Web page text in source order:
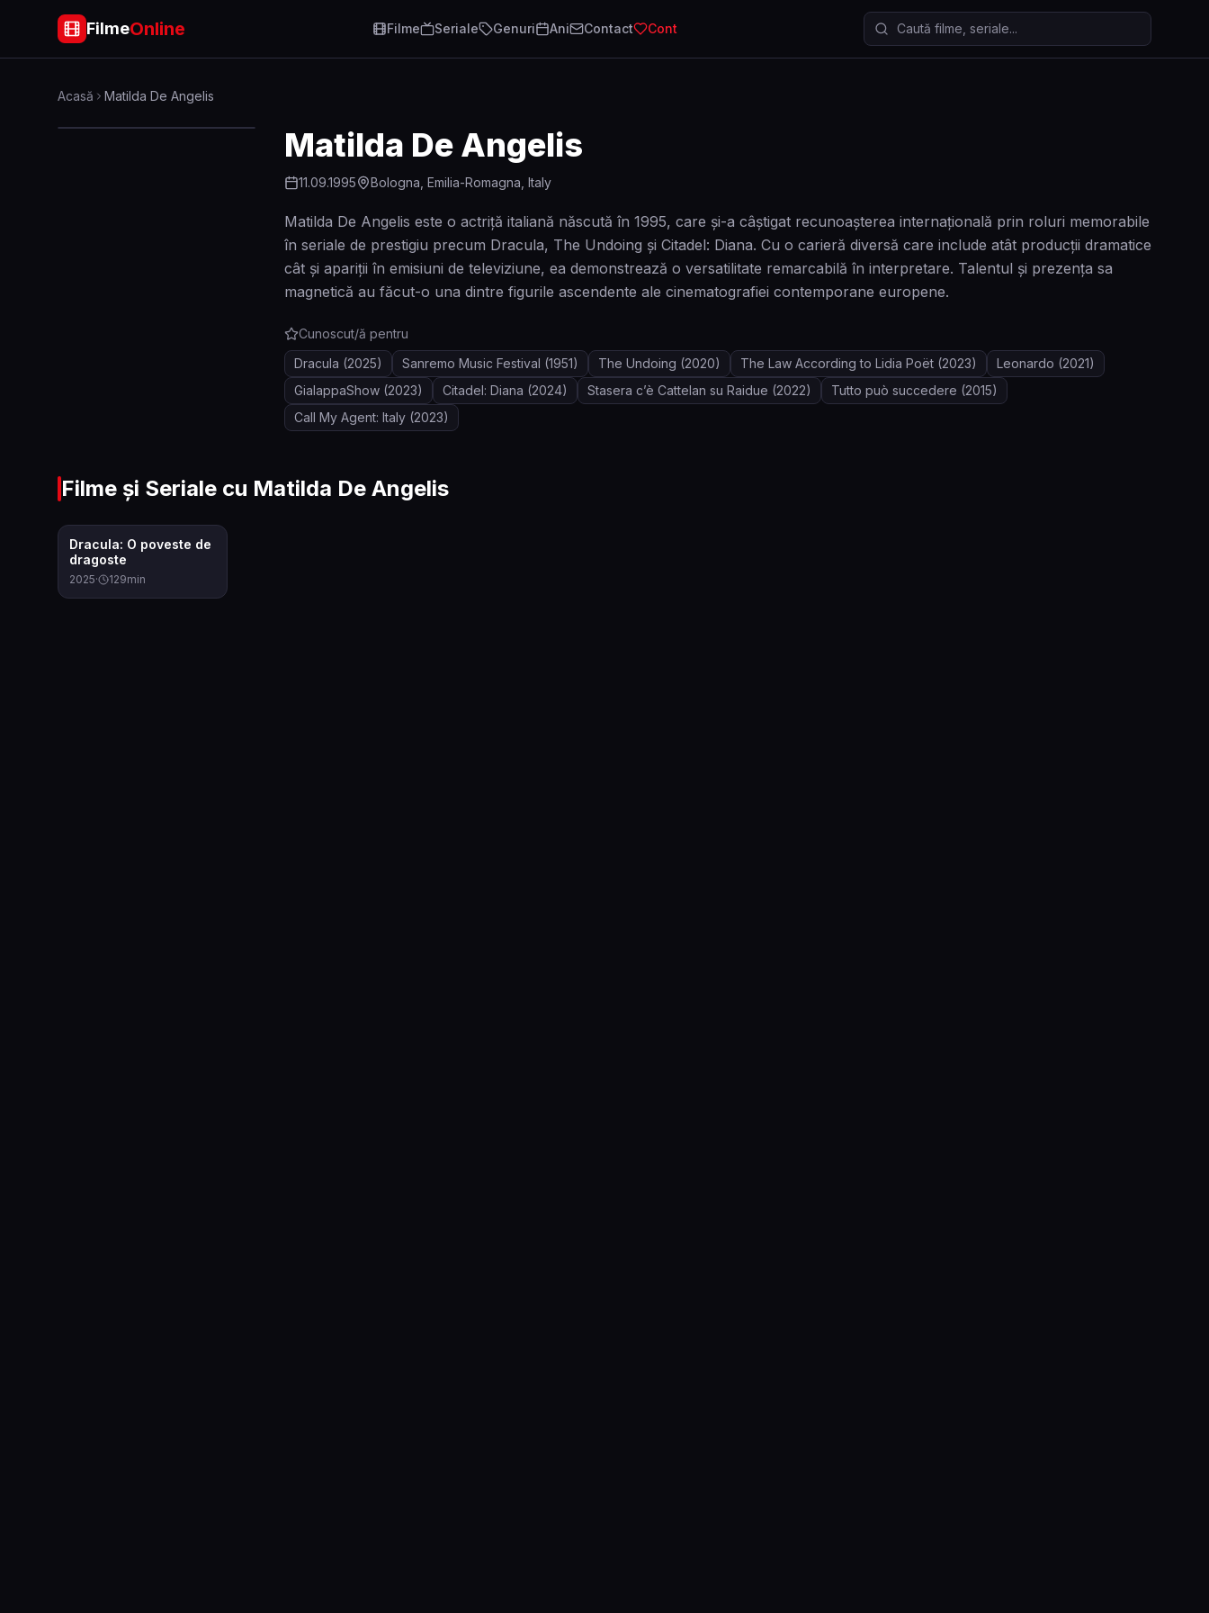
FilmeOnline Filme Seriale Genuri Ani Contact Cont Caută filme și seriale
Acasă Matilda De Angelis
Matilda De Angelis
11.09.1995 Bologna, Emilia-Romagna, Italy
Matilda De Angelis este o actriță italiană născută în 1995, care și-a câștigat recunoașterea internațională prin roluri memorabile
în seriale de prestigiu precum Dracula, The Undoing și Citadel: Diana. Cu o carieră diversă care include atât producții dramatice
cât și apariții în emisiuni de televiziune, ea demonstrează o versatilitate remarcabilă în interpretare. Talentul și prezența sa
magnetică au făcut-o una dintre figurile ascendente ale cinematografiei contemporane europene.
Cunoscut/ă pentru
Dracula (2025) Sanremo Music Festival (1951) The Undoing (2020) The Law According to Lidia Poët (2023) Leonardo (2021)
GialappaShow (2023) Citadel: Diana (2024) Stasera c’è Cattelan su Raidue (2022) Tutto può succedere (2015)
Call My Agent: Italy (2023)
Filme și Seriale cu Matilda De Angelis
7.2
Dracula: O poveste de
dragoste
2025· 129min